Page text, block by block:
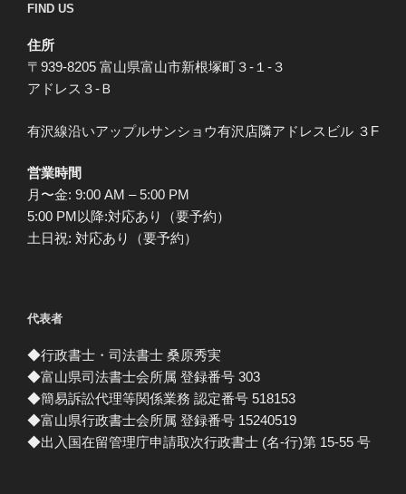
FIND US
住所
〒939-8205 富山県富山市新根塚町３-１-３
アドレス３-Ｂ
有沢線沿いアップルサンショウ有沢店隣アドレスビル ３F
営業時間
月〜金: 9:00 AM – 5:00 PM
5:00 PM以降:対応あり（要予約）
土日祝: 対応あり（要予約）
代表者
◆行政書士・司法書士 桑原秀実
◆富山県司法書士会所属 登録番号 303
◆簡易訴訟代理等関係業務 認定番号 518153
◆富山県行政書士会所属 登録番号 15240519
◆出入国在留管理庁申請取次行政書士 (名-行)第 15-55 号